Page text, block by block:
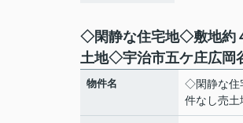
◇閑静な住宅地◇敷地約
土地◇宇治市五ケ庄広岡
物件名
◇閑静な住
件なし売